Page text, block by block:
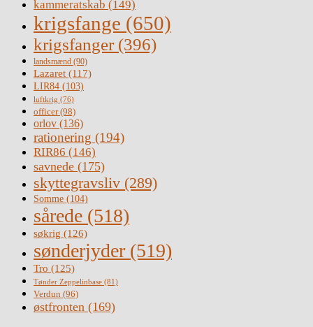
kammeratskab (149)
krigsfange (650)
krigsfanger (396)
landsmænd (90)
Lazaret (117)
LIR84 (103)
luftkrig (76)
officer(98)
orlov (136)
rationering (194)
RIR86 (146)
savnede (175)
skyttegravsliv (289)
Somme (104)
sårede (518)
søkrig (126)
sønderjyder (519)
Tro (125)
Tønder Zeppelinbase (81)
Verdun (96)
østfronten (169)